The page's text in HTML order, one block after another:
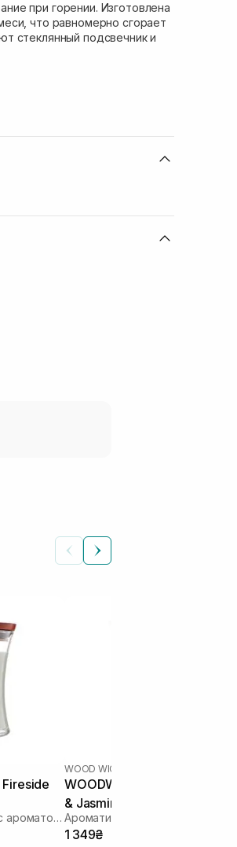
при горении. Изготовлена
что равномерно сгорает
стеклянный подсвечник и
Ароматическая свеча с ароматом потрескивающего древесного огня
WOOD WICK
WOODWICK Medium White
& Jasmine 275 гр
1 349₴